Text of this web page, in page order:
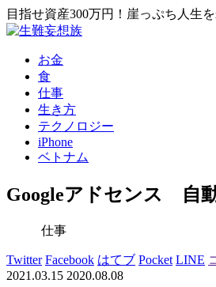
目指せ資産300万円！崖っぷち人生
お金
食
仕事
生き方
テクノロジー
iPhone
ベトナム
Googleアドセンス 自
仕事
Twitter Facebook はてブ Pocket LINE
2021.03.15 2020.08.08